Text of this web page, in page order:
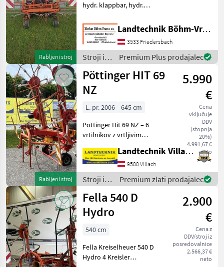
Rabljeni stroj
hydr. klappbar, hydr.
sofort einsatzbereit und
verfügbar, Transport ev.
möglich Nadmorska višina:
Hidravlična višin
Landtechnik Böhm-Vrana GmbH
3533 Friedersbach
Stroji in
oprema
za žetev
in
spravilo
/ Fella
Premium Plus prodajalec
Rabljeni stroj
Pöttinger HIT 69
NZ
5.990
€
Cena
vključuje
DDV
(stopnja
20%)
4.991,67 €
neto
L. pr. 2006
645 cm
Pöttinger Hit 69 NZ – 6
vrtilnikov z vrtljivim
oporami, 6 vilic na vrtilnik,
balonske gume, hidravlična
naprava za nastavitev meje,
hidravličn
Landtechnik Villach GmbH
9500 Villach
Stroji in
oprema
za žetev
in
spravilo
/
Premium zlati prodajalec
Fella 540 D
Hydro
2.900
€
Cena z
DDV/stroj iz
posredovalnice
2.566,37 €
neto
540 cm
Fella Kreiselheuer 540 D
Hydro 4 Kreisler